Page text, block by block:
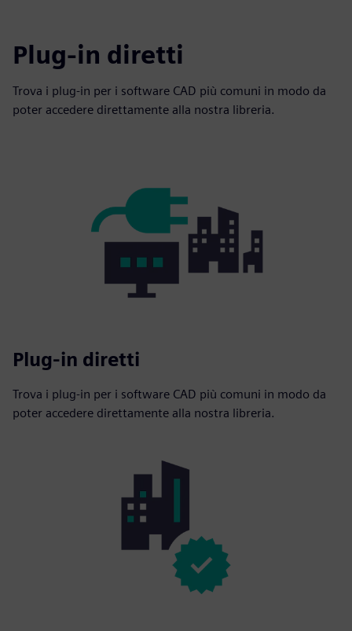
Plug-in diretti
Trova i plug-in per i software CAD più comuni in modo da
poter accedere direttamente alla nostra libreria.
Plug-in diretti
Trova i plug-in per i software CAD più comuni in modo da
poter accedere direttamente alla nostra libreria.